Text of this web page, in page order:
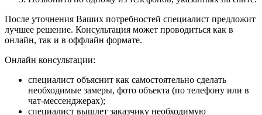
После уточнения Ваших потребностей специалист предложит
лучшее решение. Консультация может проводиться как в
онлайн, так и в оффлайн формате.
Онлайн консультации:
специалист объяснит как самостоятельно сделать
необходимые замеры, фото объекта (по телефону или в
чат-мессенджерах);
специалист вышлет заказчику необходимую